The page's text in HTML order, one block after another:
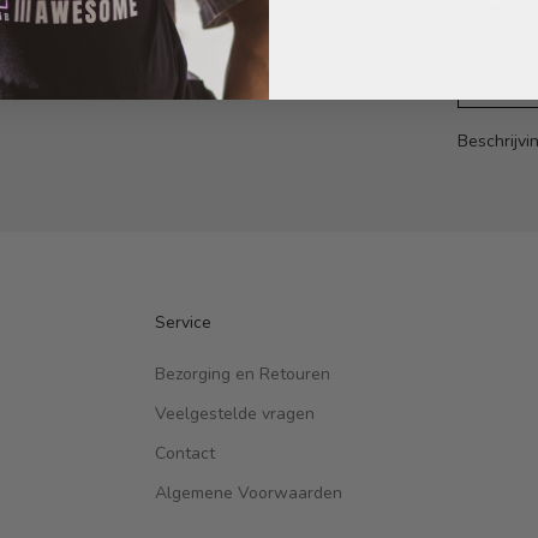
Service
Bezorging en Retouren
Veelgestelde vragen
Contact
Algemene Voorwaarden